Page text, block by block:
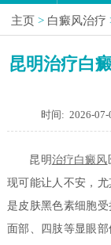
主页 > 白癜风治疗
昆明治疗白
时间: 2026-07-
昆明治疗白癜风
现可能让人不安，尤
是皮肤黑色素细胞
面部、四肢等显眼